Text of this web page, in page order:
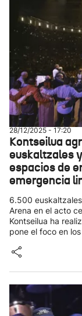
28/12/2025 - 17:20
Kontseilua
euskaltzales
espacios de
emergencia
6.500
Arena en el acto
Kontseilua ha
pone el foco en